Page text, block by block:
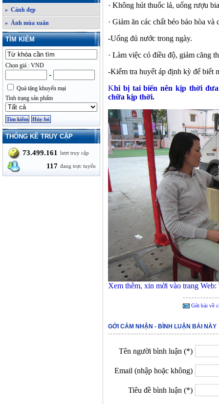
» Cảnh đẹp
» Ảnh mùa xuân
TÌM KIẾM
Chọn giá : VND
-
Quà tặng khuyến mại
Tình trạng sản phẩm
THỐNG KÊ TRUY CẬP
73.499.161 lượt truy cập
117 đang trực tuyến
· Không hút thuốc lá, uống rượu
· Giảm ăn các chất béo bảo hòa và
-Uống đủ nước trong ngày.
· Làm việc có điều độ, giảm căng
-Kiểm tra huyết áp định kỳ để biết
Khi bị tai biến nên kịp thời
chữa kịp thời.
Xem thêm, xin mời vào trang
Gửi bài về
GỞI CẢM NHẬN - BÌNH LUẬN BÀI NÀY
Tên người bình luận (*)
Email (nhập hoặc không)
Tiêu đề bình luận (*)